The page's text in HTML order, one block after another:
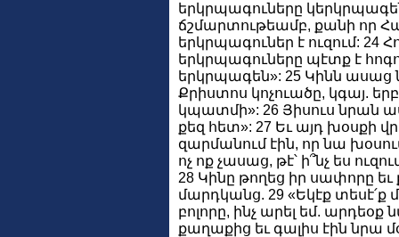
երկրպագուները
ճշմարտութեամբ, քանի որ
երկրպագուներ է ուզում: 24
երկրպագուները պէտք է
երկրպագեն»: 25 Կինն ասաց
Քրիստոս կոչուածը, կգայ.
կպատմի»: 26 Յիսուս նրան
քեզ հետ»: 27 Եւ այդ խօսքի
զարմանում էին, որ նա
ոչ ոք չասաց, թէ՝ ի՞նչ ես
28 Կինը թողեց իր սափորը
մարդկանց. 29 «Եկէք տեսէ՛ք
բոլորը, ինչ արել եմ. արդեօք
քաղաքից եւ գալիս էին նրա